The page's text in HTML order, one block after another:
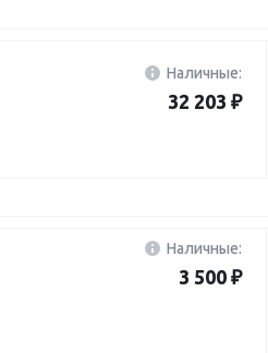
Наличные:
32 203 ₽
Наличные:
3 500 ₽